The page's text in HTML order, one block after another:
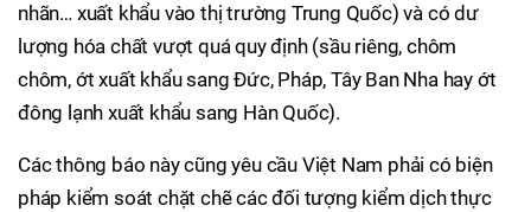
nhãn… xuất khẩu vào thị trường Trung Quốc) và có dư
lượng hóa chất vượt quá quy định (sầu riêng, chôm
chôm, ớt xuất khẩu sang Đức, Pháp, Tây Ban Nha hay ớt
đông lạnh xuất khẩu sang Hàn Quốc).
Các thông báo này cũng yêu cầu Việt Nam phải có biện
pháp kiểm soát chặt chẽ các đối tượng kiểm dịch thực